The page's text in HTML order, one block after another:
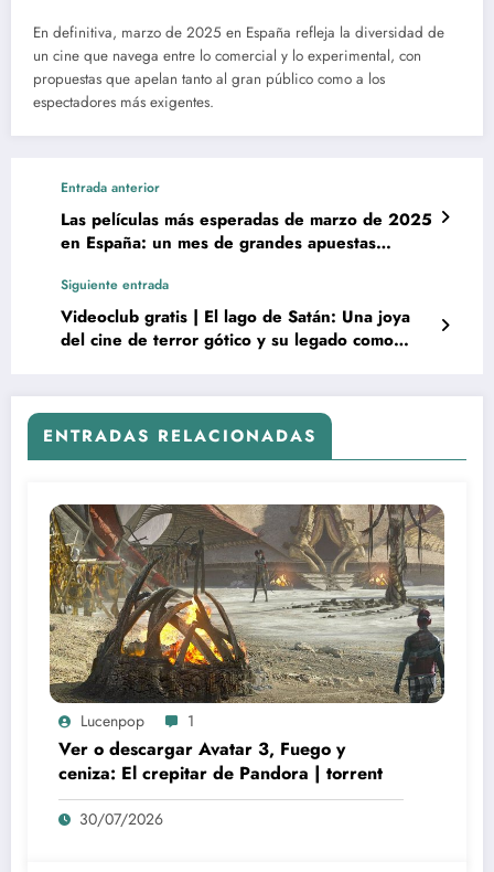
En definitiva, marzo de 2025 en España refleja la diversidad de
un cine que navega entre lo comercial y lo experimental, con
propuestas que apelan tanto al gran público como a los
espectadores más exigentes.
Entrada anterior
Las películas más esperadas de marzo de 2025
en España: un mes de grandes apuestas
Siguiente entrada
Videoclub gratis | El lago de Satán: Una joya
del cine de terror gótico y su legado como
ENTRADAS RELACIONADAS
Lucenpop 1
Ver o descargar Avatar 3, Fuego y
ceniza: El crepitar de Pandora | torrent
30/07/2026